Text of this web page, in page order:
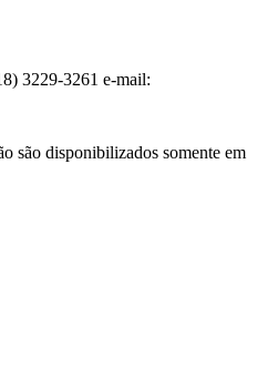
3229-3261 e-mail:
são disponibilizados somente em